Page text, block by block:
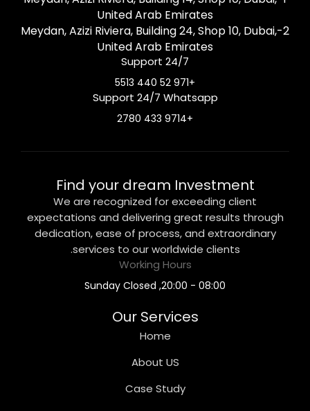
United Arab Emirates
2-Meydan, Azizi Riviera, Building 24, Shop 10, Dubai,
United Arab Emirates
Support 24/7
+971 52 440 5513
Support 24/7 Whatsapp
+9714 433 2780
Find your dream Investment
We are recognized for exceeding client
expectations and delivering great results through
dedication, ease of process, and extraordinary
services to our worldwide clients.
Working Hours
08:00 - 20:00, Sunday Closed
Our Services
Home
About US
Case Study